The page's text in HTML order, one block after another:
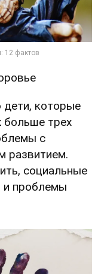
дети, которые
больше трех
с
развитием.
социальные
и проблемы